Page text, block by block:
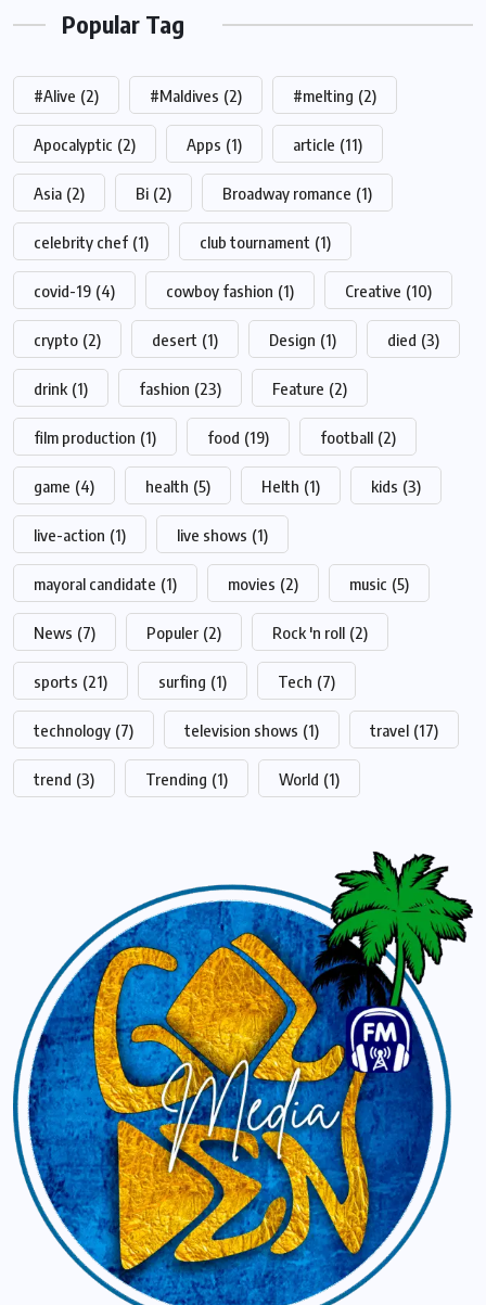
Popular Tag
#Alive (2) #Maldives (2) #melting (2)
Apocalyptic (2) Apps (1) article (11)
Asia (2) Bi (2) Broadway romance (1)
celebrity chef (1) club tournament (1)
covid-19 (4) cowboy fashion (1) Creative (10)
crypto (2) desert (1) Design (1) died (3)
drink (1) fashion (23) Feature (2)
film production (1) food (19) football (2)
game (4) health (5) Helth (1) kids (3)
live-action (1) live shows (1)
mayoral candidate (1) movies (2) music (5)
News (7) Populer (2) Rock 'n roll (2)
sports (21) surfing (1) Tech (7)
technology (7) television shows (1) travel (17)
trend (3) Trending (1) World (1)